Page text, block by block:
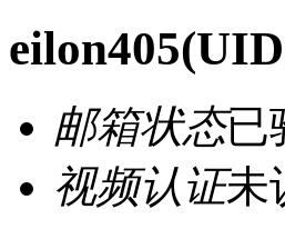
eilon405
邮箱状态已
视频认证未